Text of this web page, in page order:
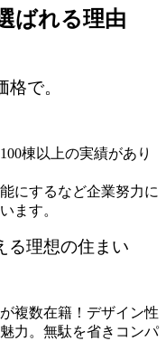
ばれる理由
で。
棟以上の実績があり
にするなど企業努力に
ます。
る理想の住まい
複数在籍！デザイン性
力。無駄を省きコンパ